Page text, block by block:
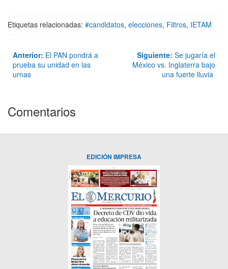
Etiquetas relacionadas: #candidatos, elecciones, Filtros, IETAM
Anterior: El PAN pondrá a
prueba su unidad en las
urnas
Siguiente: Se jugaría el
México vs. Inglaterra bajo
una fuerte lluvia
Comentarios
EDICIÓN IMPRESA